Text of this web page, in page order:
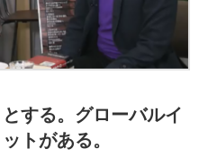
する。グローバルイ
トがある。